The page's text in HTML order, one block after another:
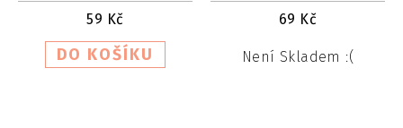
59 Kč 69 Kč
Není Skladem :(